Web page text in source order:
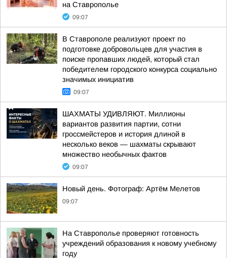
на Ставрополье
09:07
В Ставрополе реализуют проект по
подготовке добровольцев для участия в
поиске пропавших людей, который стал
победителем городского конкурса социально
значимых инициатив
09:07
ШАХМАТЫ УДИВЛЯЮТ. Миллионы
вариантов развития партии, сотни
гроссмейстеров и история длиной в
несколько веков — шахматы скрывают
множество необычных фактов
09:07
Новый день. Фотограф: Артём Мелетов
09:07
На Ставрополье проверяют готовность
учреждений образования к новому учебному
году